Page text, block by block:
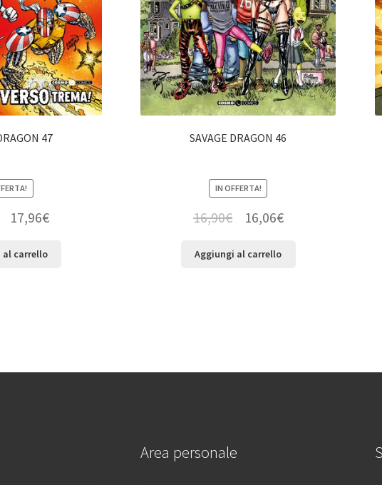
47
17,96€
al carrello
SAVAGE DRAGON 46
IN OFFERTA!
16,90€ 16,06€
Aggiungi al carrello
Area personale